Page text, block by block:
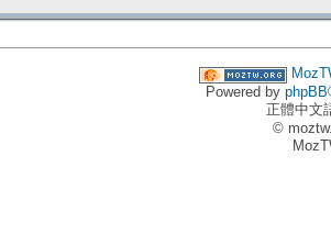
Powered by phpBB
正體中文
©